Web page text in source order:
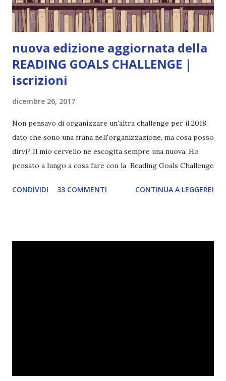
visto, l'ho sentito. Le cose che ha fatto, i misfatti ch...
nuova edizione aggiornata della
READING GOALS CHALLENGE |
iscrizioni
dicembre 26, 2017
Non pensavo di organizzare un'altra challenge per il 2018,
dato che sono una frana nell'organizzazione, ma cosa posso
dirvi? Il mio cervello ne escogita sempre una nuova. Ho
pensato a lungo a cosa fare con la Reading Goals Challenge
ho scoperto che anche alcuni di voi avrebbero fatto così,
CONDIVIDI 33 COMMENTI CONTINUA A LEGGERE!